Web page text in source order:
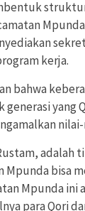
kerja.
bahwa
yang
nilai-
adalah
Mpunda bisa
Mpunda ini
para Qori